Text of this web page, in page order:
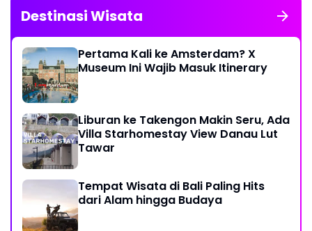
Destinasi Wisata
Pertama Kali ke Amsterdam? X
Museum Ini Wajib Masuk Itinerary
Liburan ke Takengon Makin Seru, Ada
Villa Starhomestay View Danau Lut
Tawar
Tempat Wisata di Bali Paling Hits
dari Alam hingga Budaya